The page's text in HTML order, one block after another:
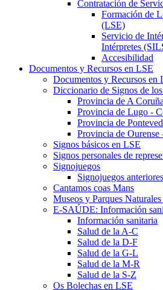
Contratación de
Formación de
(LSE)
Servicio de
Intérpretes
Accesibilidad
Documentos y Recursos en LSE
Documentos y Recursos en
Diccionario de Signos de
Provincia de A
Provincia de Lugo -
Provincia de
Provincia de Ourense
Signos básicos en LSE
Signos personales de
Signojuegos
Signojuegos anteriores
Cantamos coas Mans
Museos y Parques Naturales
E-SAÚDE: Información
Información sanitaria
Salud de la A-C
Salud de la D-F
Salud de la G-L
Salud de la M-R
Salud de la S-Z
Os Bolechas en LSE